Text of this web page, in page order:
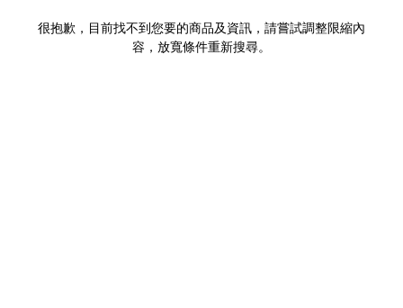
很抱歉，目前找不到您要的商品及資訊，請嘗試調整限縮內
容，放寬條件重新搜尋。